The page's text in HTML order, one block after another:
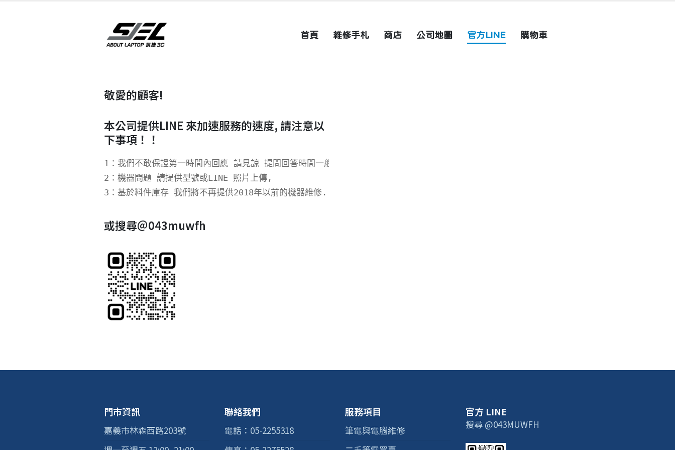
首頁 維修手札 商店 公司地圖 官方LINE 購物車
敬愛的顧客!
本公司提供LINE 來加速服務的速度, 請注意以
下事項！！
1：我們不敢保證第一時間內回應 請見諒 提問回答時間一般為上班時間
2：機器問題 請提供型號或LINE 照片上傳,
3：基於料件庫存 我們將不再提供2018年以前的機器維修.
或搜尋＠043muwfh
門市資訊
嘉義市林森西路203號
聯絡我們
電話：05-2255318
服務項目
筆電與電腦維修
官方 LINE
搜尋 @043MUWFH